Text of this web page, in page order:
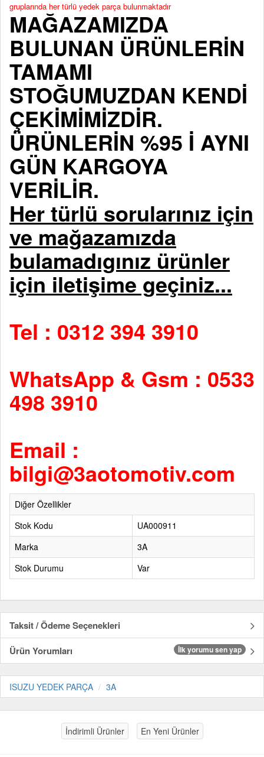
gruplarında her türlü yedek parça bulunmaktadır
MAĞAZAMIZDA
BULUNAN ÜRÜNLERİN
TAMAMI
STOĞUMUZDAN KENDİ
ÇEKİMİMİZDİR.
ÜRÜNLERİN %95 İ AYNI
GÜN KARGOYA
VERİLİR.
Her türlü sorularınız için
ve mağazamızda
bulamadıgınız ürünler
için iletişime geçiniz...
Tel : 0312 394 3910
WhatsApp & Gsm : 0533
498 3910
Email :
bilgi@3aotomotiv.com
Diğer Özellikler
Stok Kodu
UA000911
Marka
3A
Stok Durumu
Var
Taksit / Ödeme Seçenekleri
Ürün Yorumları
İlk yorumu sen yap
ISUZU YEDEK PARÇA 3A
İndirimli Ürünler En Yeni Ürünler